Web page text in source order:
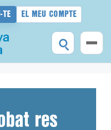
TE EL MEU COMPTE
res